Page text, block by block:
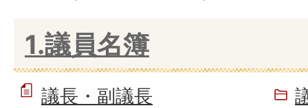
1.議員名簿
議長・副議長